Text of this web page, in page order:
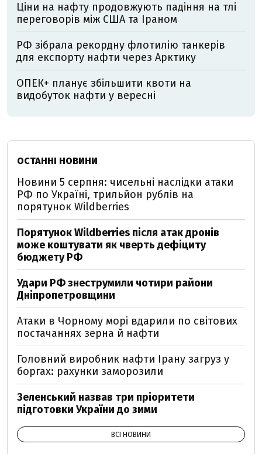
Ціни на нафту продовжують падіння на тлі
переговорів між США та Іраном
РФ зібрала рекордну флотилію танкерів
для експорту нафти через Арктику
ОПЕК+ планує збільшити квоти на
видобуток нафти у вересні
ОСТАННІ НОВИНИ
Новини 5 серпня: чисельні наслідки атаки
РФ по Україні, трильйон рублів на
порятунок Wildberries
Порятунок Wildberries після атак дронів
може коштувати як чверть дефіциту
бюджету РФ
Удари РФ знеструмили чотири райони
Дніпропетровщини
Атаки в Чорному морі вдарили по світових
постачаннях зерна й нафти
Головний виробник нафти Ірану загруз у
боргах: рахунки заморозили
Зеленський назвав три пріоритети
підготовки України до зими
ВСІ НОВИНИ